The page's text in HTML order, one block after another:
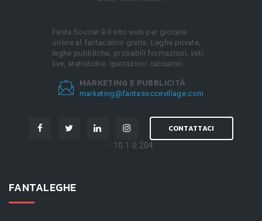
Fanta.Soccer è il sito web per giocare
online al fantacalcio gratis. Leghe private,
leghe pubbliche, probabili formazioni, voti
live, statistiche, quotazioni calciatori.
MARKETING E PUBBLICITÀ
marketing@fantasoccevillage.com
CONTATTACI
- 10.1.0.204
FANTALEGHE